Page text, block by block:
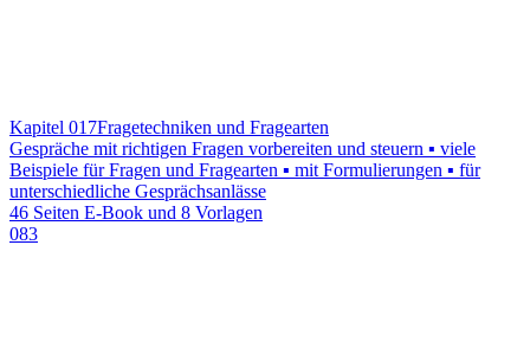
Kapitel 017Fragetechniken und Fragearten
Gespräche mit richtigen Fragen vorbereiten und steuern ▪ viele
Beispiele für Fragen und Fragearten ▪ mit Formulierungen ▪ für
unterschiedliche Gesprächsanlässe
46 Seiten E-Book und 8 Vorlagen
083